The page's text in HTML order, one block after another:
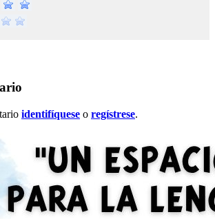
identifíquese o regístrese.